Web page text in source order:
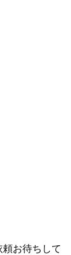
お待ちして